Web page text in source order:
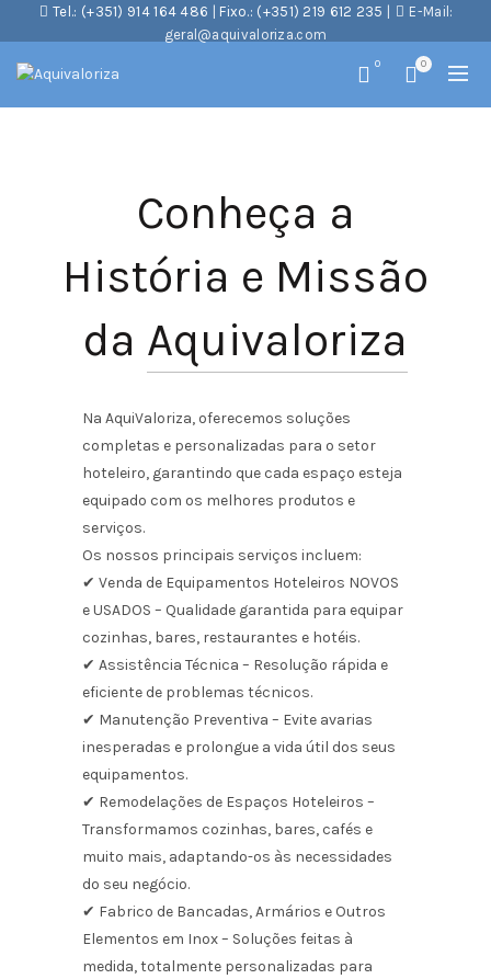
Tel.: (+351) 914 164 486 Fixo.: (+351) 219 612 235
E-Mail:
geral@aquivaloriza.com
0 0
Conheça a
História e Missão
da Aquivaloriza
Na AquiValoriza, oferecemos soluções
completas e personalizadas para o setor
hoteleiro, garantindo que cada espaço esteja
equipado com os melhores produtos e
serviços.
Os nossos principais serviços incluem:
✔ Venda de Equipamentos Hoteleiros NOVOS
e USADOS – Qualidade garantida para equipar
cozinhas, bares, restaurantes e hotéis.
✔ Assistência Técnica – Resolução rápida e
eficiente de problemas técnicos.
✔ Manutenção Preventiva – Evite avarias
inesperadas e prolongue a vida útil dos seus
equipamentos.
✔ Remodelações de Espaços Hoteleiros –
Transformamos cozinhas, bares, cafés e
muito mais, adaptando-os às necessidades
do seu negócio.
✔ Fabrico de Bancadas, Armários e Outros
Elementos em Inox – Soluções feitas à
medida, totalmente personalizadas para